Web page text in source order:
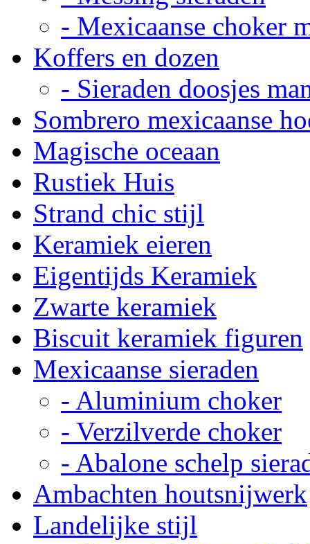
- Mexicaanse choker
Koffers en dozen
- Sieraden doosjes
Sombrero mexicaanse
Magische oceaan
Rustiek Huis
Strand chic stijl
Keramiek eieren
Eigentijds Keramiek
Zwarte keramiek
Biscuit keramiek figuren
Mexicaanse sieraden
- Aluminium choker
- Verzilverde choker
- Abalone schelp
Ambachten houtsnijwerk
Landelijke stijl